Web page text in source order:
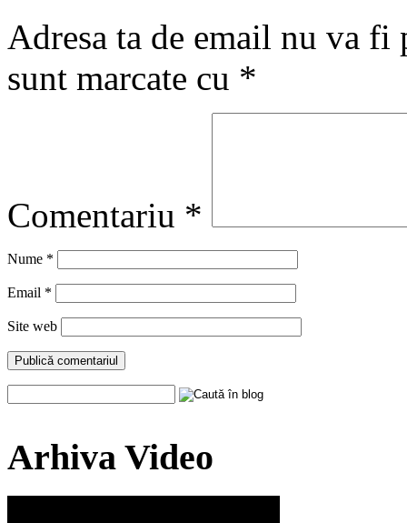
Adresa ta de email nu va fi
sunt marcate cu *
Comentariu *
Nume *
Email *
Site web
Arhiva Video